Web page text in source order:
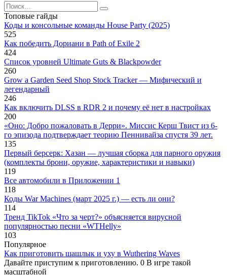
Search
for:
Топовые гайды
Коды и консольные команды House Party (2025)
525
Как победить Дориани в Path of Exile 2
424
Список уровней Ultimate Guts & Blackpowder
260
Grow a Garden Seed Shop Stock Tracker — Мифический и
легендарный
246
Как включить DLSS в RDR 2 и почему её нет в настройках
200
«Оно: Добро пожаловать в Дерри». Миссис Керш Твист из 6-
го эпизода подтверждает теорию Пеннивайза спустя 39 лет.
135
Первый берсерк: Хазан — лучшая сборка для парного оружия
(комплекты брони, оружие, характеристики и навыки)
119
Все автомобили в Приложении 1
118
Коды War Machines (март 2025 г.) — есть ли они?
114
Тренд TikTok «Что за черт?» объясняется вирусной
популярностью песни «WTHelly»
103
Популярное
Как приготовить шашлык и уху в Wuthering Waves
Давайте приступим к приготовлению. 0 В игре такой
масштабной